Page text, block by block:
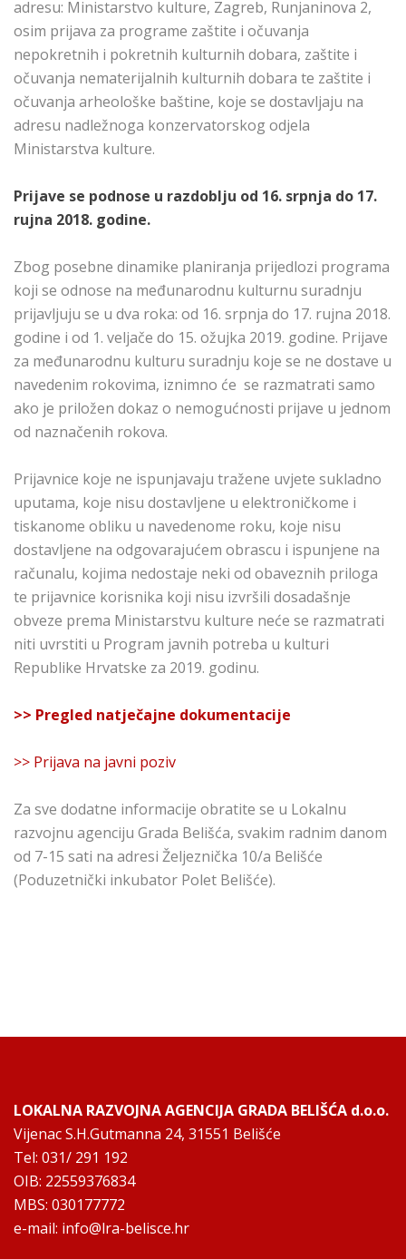
adresu: Ministarstvo kulture, Zagreb, Runjaninova 2,
osim prijava za programe zaštite i očuvanja
nepokretnih i pokretnih kulturnih dobara, zaštite i
očuvanja nematerijalnih kulturnih dobara te zaštite i
očuvanja arheološke baštine, koje se dostavljaju na
adresu nadležnoga konzervatorskog odjela
Ministarstva kulture.
Prijave se podnose u razdoblju od 16. srpnja do 17.
rujna 2018. godine.
Zbog posebne dinamike planiranja prijedlozi programa
koji se odnose na međunarodnu kulturnu suradnju
prijavljuju se u dva roka: od 16. srpnja do 17. rujna 2018.
godine i od 1. veljače do 15. ožujka 2019. godine. Prijave
za međunarodnu kulturu suradnju koje se ne dostave u
navedenim rokovima, iznimno će se razmatrati samo
ako je priložen dokaz o nemogućnosti prijave u jednom
od naznačenih rokova.
Prijavnice koje ne ispunjavaju tražene uvjete sukladno
uputama, koje nisu dostavljene u elektroničkome i
tiskanome obliku u navedenome roku, koje nisu
dostavljene na odgovarajućem obrascu i ispunjene na
računalu, kojima nedostaje neki od obaveznih priloga
te prijavnice korisnika koji nisu izvršili dosadašnje
obveze prema Ministarstvu kulture neće se razmatrati
niti uvrstiti u Program javnih potreba u kulturi
Republike Hrvatske za 2019. godinu.
>> Pregled natječajne dokumentacije
>> Prijava na javni poziv
Za sve dodatne informacije obratite se u Lokalnu
razvojnu agenciju Grada Belišća, svakim radnim danom
od 7-15 sati na adresi Željeznička 10/a Belišće
(Poduzetnički inkubator Polet Belišće).
LOKALNA RAZVOJNA AGENCIJA GRADA BELIŠĆA d.o.o.
Vijenac S.H.Gutmanna 24, 31551 Belišće
Tel: 031/ 291 192
OIB: 22559376834
MBS: 030177772
e-mail: info@lra-belisce.hr